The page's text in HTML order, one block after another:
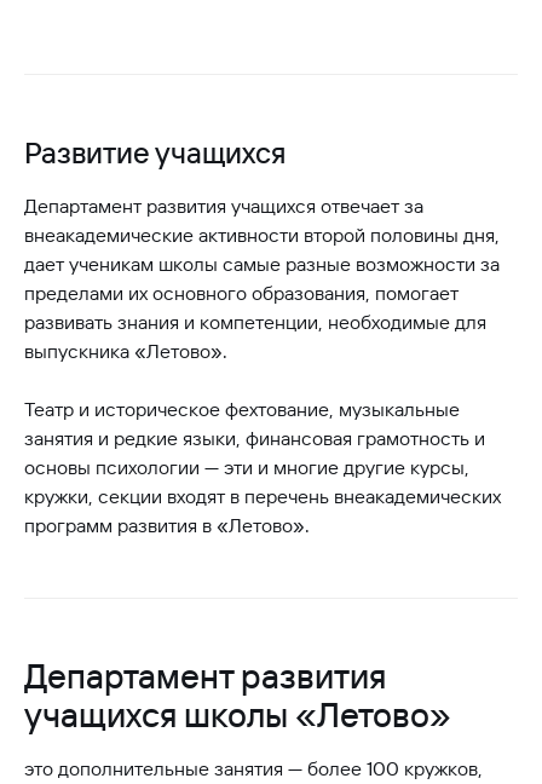
Развитие учащихся
Департамент развития учащихся отвечает за
внеакадемические активности второй половины дня,
дает ученикам школы самые разные возможности за
пределами их основного образования, помогает
развивать знания и компетенции, необходимые для
выпускника «Летово».
Театр и историческое фехтование, музыкальные
занятия и редкие языки, финансовая грамотность и
основы психологии — эти и многие другие курсы,
кружки, секции входят в перечень внеакадемических
программ развития в «Летово».
Департамент развития
учащихся школы «Летово»
это дополнительные занятия — более 100 кружков,